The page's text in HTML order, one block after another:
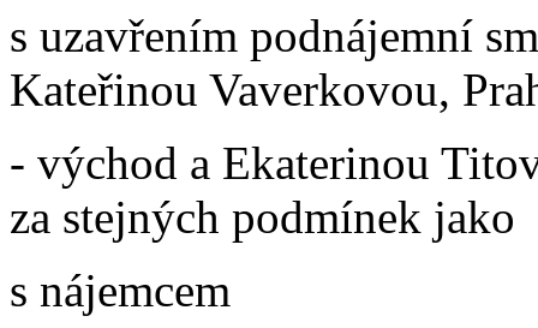
s uzavřením podnájemní
Kateřinou Vaverkovou,
- východ a Ekaterinou
za stejných podmínek jako
s nájemcem